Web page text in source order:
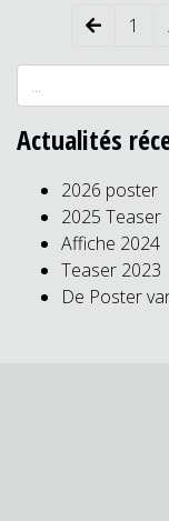
1
Actualités
2026 poster
2025 Teaser
Affiche 2024
Teaser 2023
De Poster